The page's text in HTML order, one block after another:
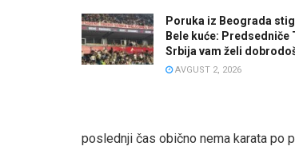
Poruka iz Beograda
Bele kuće: Predsedniče
Srbija vam želi
AVGUST 2, 2026
poslednji čas obično nema karata po